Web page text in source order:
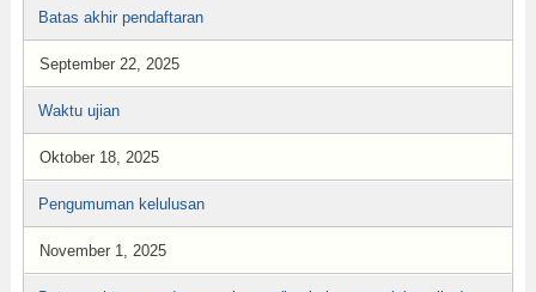
Batas akhir pendaftaran
September 22, 2025
Waktu ujian
Oktober 18, 2025
Pengumuman kelulusan
November 1, 2025